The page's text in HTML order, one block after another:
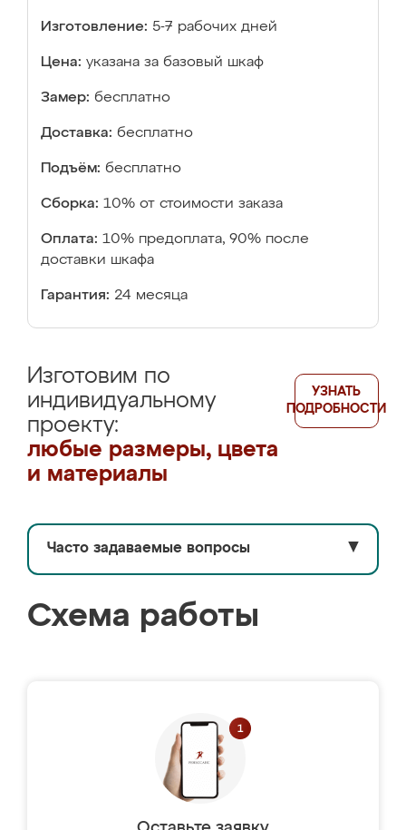
Изготовление: 5-7 рабочих дней
Цена: указана за базовый шкаф
Замер: бесплатно
Доставка: бесплатно
Подъём: бесплатно
Сборка: 10% от стоимости заказа
Оплата: 10% предоплата, 90% после
доставки шкафа
Гарантия: 24 месяца
Изготовим по
индивидуальному
проекту:
любые размеры, цвета
и материалы
УЗНАТЬ
ПОДРОБНОСТИ
Часто задаваемые вопросы ▼
Схема работы